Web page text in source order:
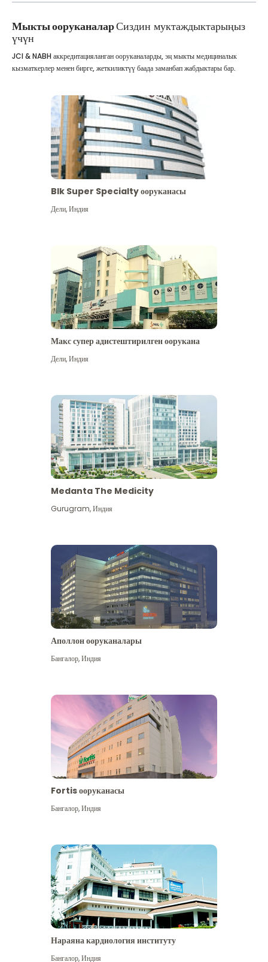
Мыкты ооруканаларСиздин муктаждыктарыңыз
үчүн
JCI & NABH аккредитацияланган ооруканаларды, эң мыкты медициналык
кызматкерлер менен бирге, жеткиликтүү баада заманбап жабдыктары бар.
Blk Super Specialty ооруканасы
Дели,Индия
Макс супер адистештирилген оорукана
Дели,Индия
Medanta The Medicity
Gurugram,Индия
Аполлон ооруканалары
Бангалор,Индия
Fortis ооруканасы
Бангалор,Индия
Нараяна кардиология институту
Бангалор,Индия